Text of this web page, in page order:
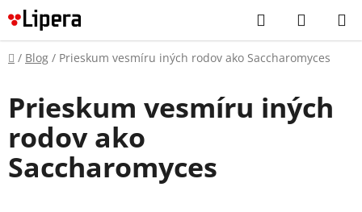
Prejsť
na
obsah
Hľadať
KOŠÍK
Domov
/ Blog / Prieskum vesmíru iných rodov ako Saccharomyces
Prieskum vesmíru iných
rodov ako
Saccharomyces